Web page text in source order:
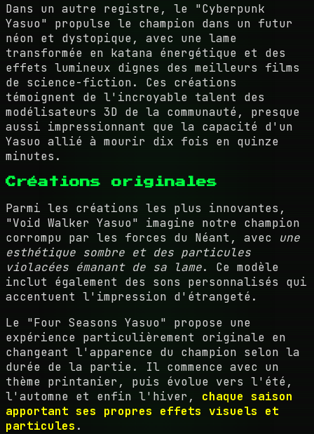
Dans un autre registre, le "Cyberpunk
Yasuo" propulse le champion dans un futur
néon et dystopique, avec une lame
transformée en katana énergétique et des
effets lumineux dignes des meilleurs films
de science-fiction. Ces créations
témoignent de l'incroyable talent des
modélisateurs 3D de la communauté, presque
aussi impressionnant que la capacité d'un
Yasuo allié à mourir dix fois en quinze
minutes.
Créations originales
Parmi les créations les plus innovantes,
"Void Walker Yasuo" imagine notre champion
corrompu par les forces du Néant, avec une
esthétique sombre et des particules
violacées émanant de sa lame. Ce modèle
inclut également des sons personnalisés qui
accentuent l'impression d'étrangeté.
Le "Four Seasons Yasuo" propose une
expérience particulièrement originale en
changeant l'apparence du champion selon la
durée de la partie. Il commence avec un
thème printanier, puis évolue vers l'été,
l'automne et enfin l'hiver, chaque saison
apportant ses propres effets visuels et
particules .